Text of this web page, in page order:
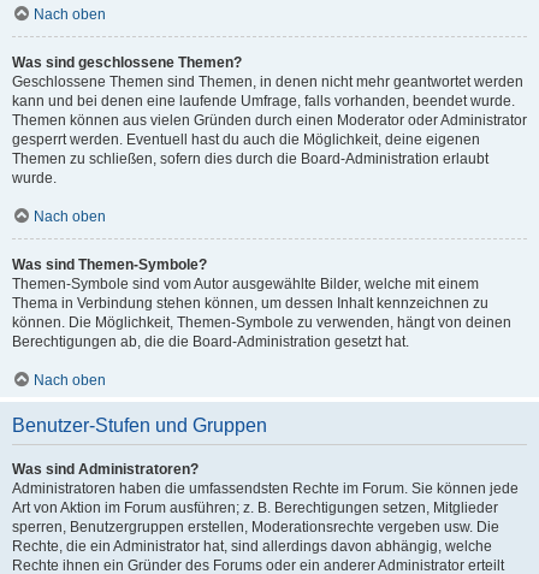
Nach oben
Was sind geschlossene Themen?
Geschlossene Themen sind Themen, in denen nicht mehr geantwortet werden
kann und bei denen eine laufende Umfrage, falls vorhanden, beendet wurde.
Themen können aus vielen Gründen durch einen Moderator oder Administrator
gesperrt werden. Eventuell hast du auch die Möglichkeit, deine eigenen
Themen zu schließen, sofern dies durch die Board-Administration erlaubt
wurde.
Nach oben
Was sind Themen-Symbole?
Themen-Symbole sind vom Autor ausgewählte Bilder, welche mit einem
Thema in Verbindung stehen können, um dessen Inhalt kennzeichnen zu
können. Die Möglichkeit, Themen-Symbole zu verwenden, hängt von deinen
Berechtigungen ab, die die Board-Administration gesetzt hat.
Nach oben
Benutzer-Stufen und Gruppen
Was sind Administratoren?
Administratoren haben die umfassendsten Rechte im Forum. Sie können jede
Art von Aktion im Forum ausführen; z. B. Berechtigungen setzen, Mitglieder
sperren, Benutzergruppen erstellen, Moderationsrechte vergeben usw. Die
Rechte, die ein Administrator hat, sind allerdings davon abhängig, welche
Rechte ihnen ein Gründer des Forums oder ein anderer Administrator erteilt